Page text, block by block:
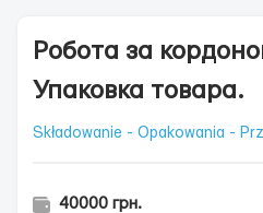
Робота за
Упаковка товара.
Składowanie - Opakowania -
40000 грн.